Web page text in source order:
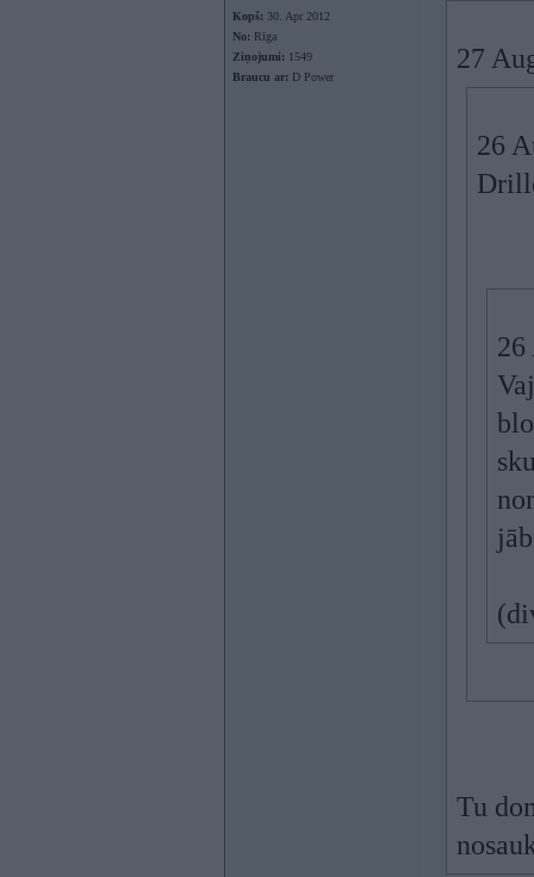
Kopš: 30. Apr 2012
No: Rīga
Ziņojumi: 1549
Braucu ar: D Power
27
26
26
Tu